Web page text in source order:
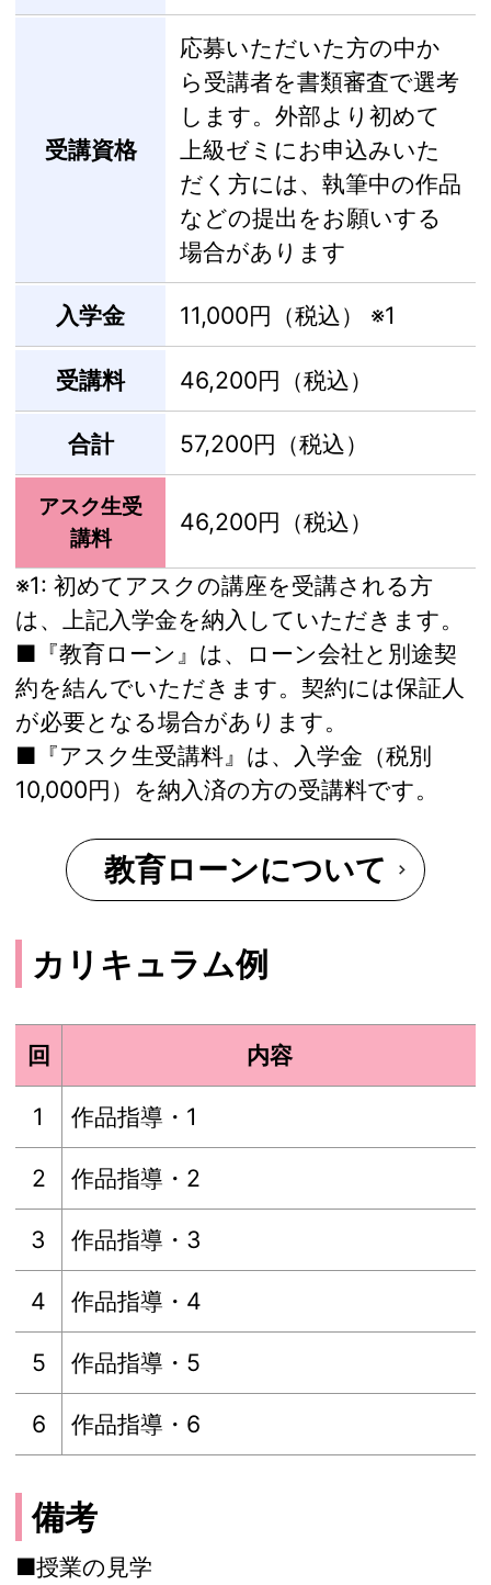
受講資格
応募いただいた方の中か
ら受講者を書類審査で選考
します。外部より初めて
上級ゼミにお申込みいた
だく方には、執筆中の作品
などの提出をお願いする
場合があります
入学金 11,000円（税込） ※1
受講料 46,200円（税込）
合計 57,200円（税込）
アスク生受
講料
46,200円（税込）
※1: 初めてアスクの講座を受講される方
は、上記入学金を納入していただきます。
■『教育ローン』は、ローン会社と別途契
約を結んでいただきます。契約には保証人
が必要となる場合があります。
■『アスク生受講料』は、入学金（税別
10,000円）を納入済の方の受講料です。
教育ローンについて
カリキュラム例
回 内容
1 作品指導・1
2 作品指導・2
3 作品指導・3
4 作品指導・4
5 作品指導・5
6 作品指導・6
備考
■授業の見学